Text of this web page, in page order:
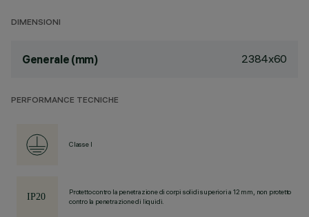
DIMENSIONI
Generale (mm) 2384x60
PERFORMANCE TECNICHE
Classe I
Protetto contro la penetrazione di corpi solidi superiori a 12 mm, non protetto
contro la penetrazione di liquidi.